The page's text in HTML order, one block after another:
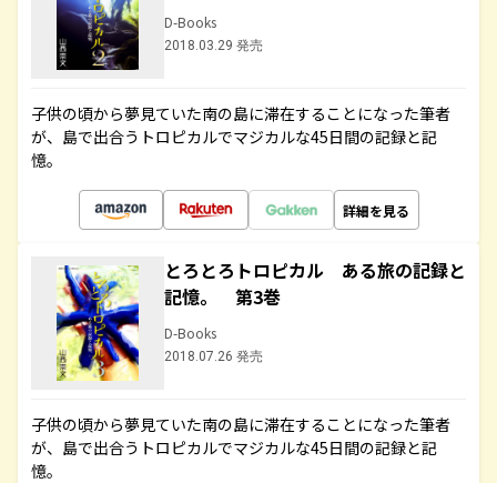
D-Books
2018.03.29 発売
子供の頃から夢見ていた南の島に滞在することになった筆者
が、島で出合うトロピカルでマジカルな45日間の記録と記
憶。
詳細を見る
とろとろトロピカル ある旅の記録と
記憶。 第3巻
D-Books
2018.07.26 発売
子供の頃から夢見ていた南の島に滞在することになった筆者
が、島で出合うトロピカルでマジカルな45日間の記録と記
憶。